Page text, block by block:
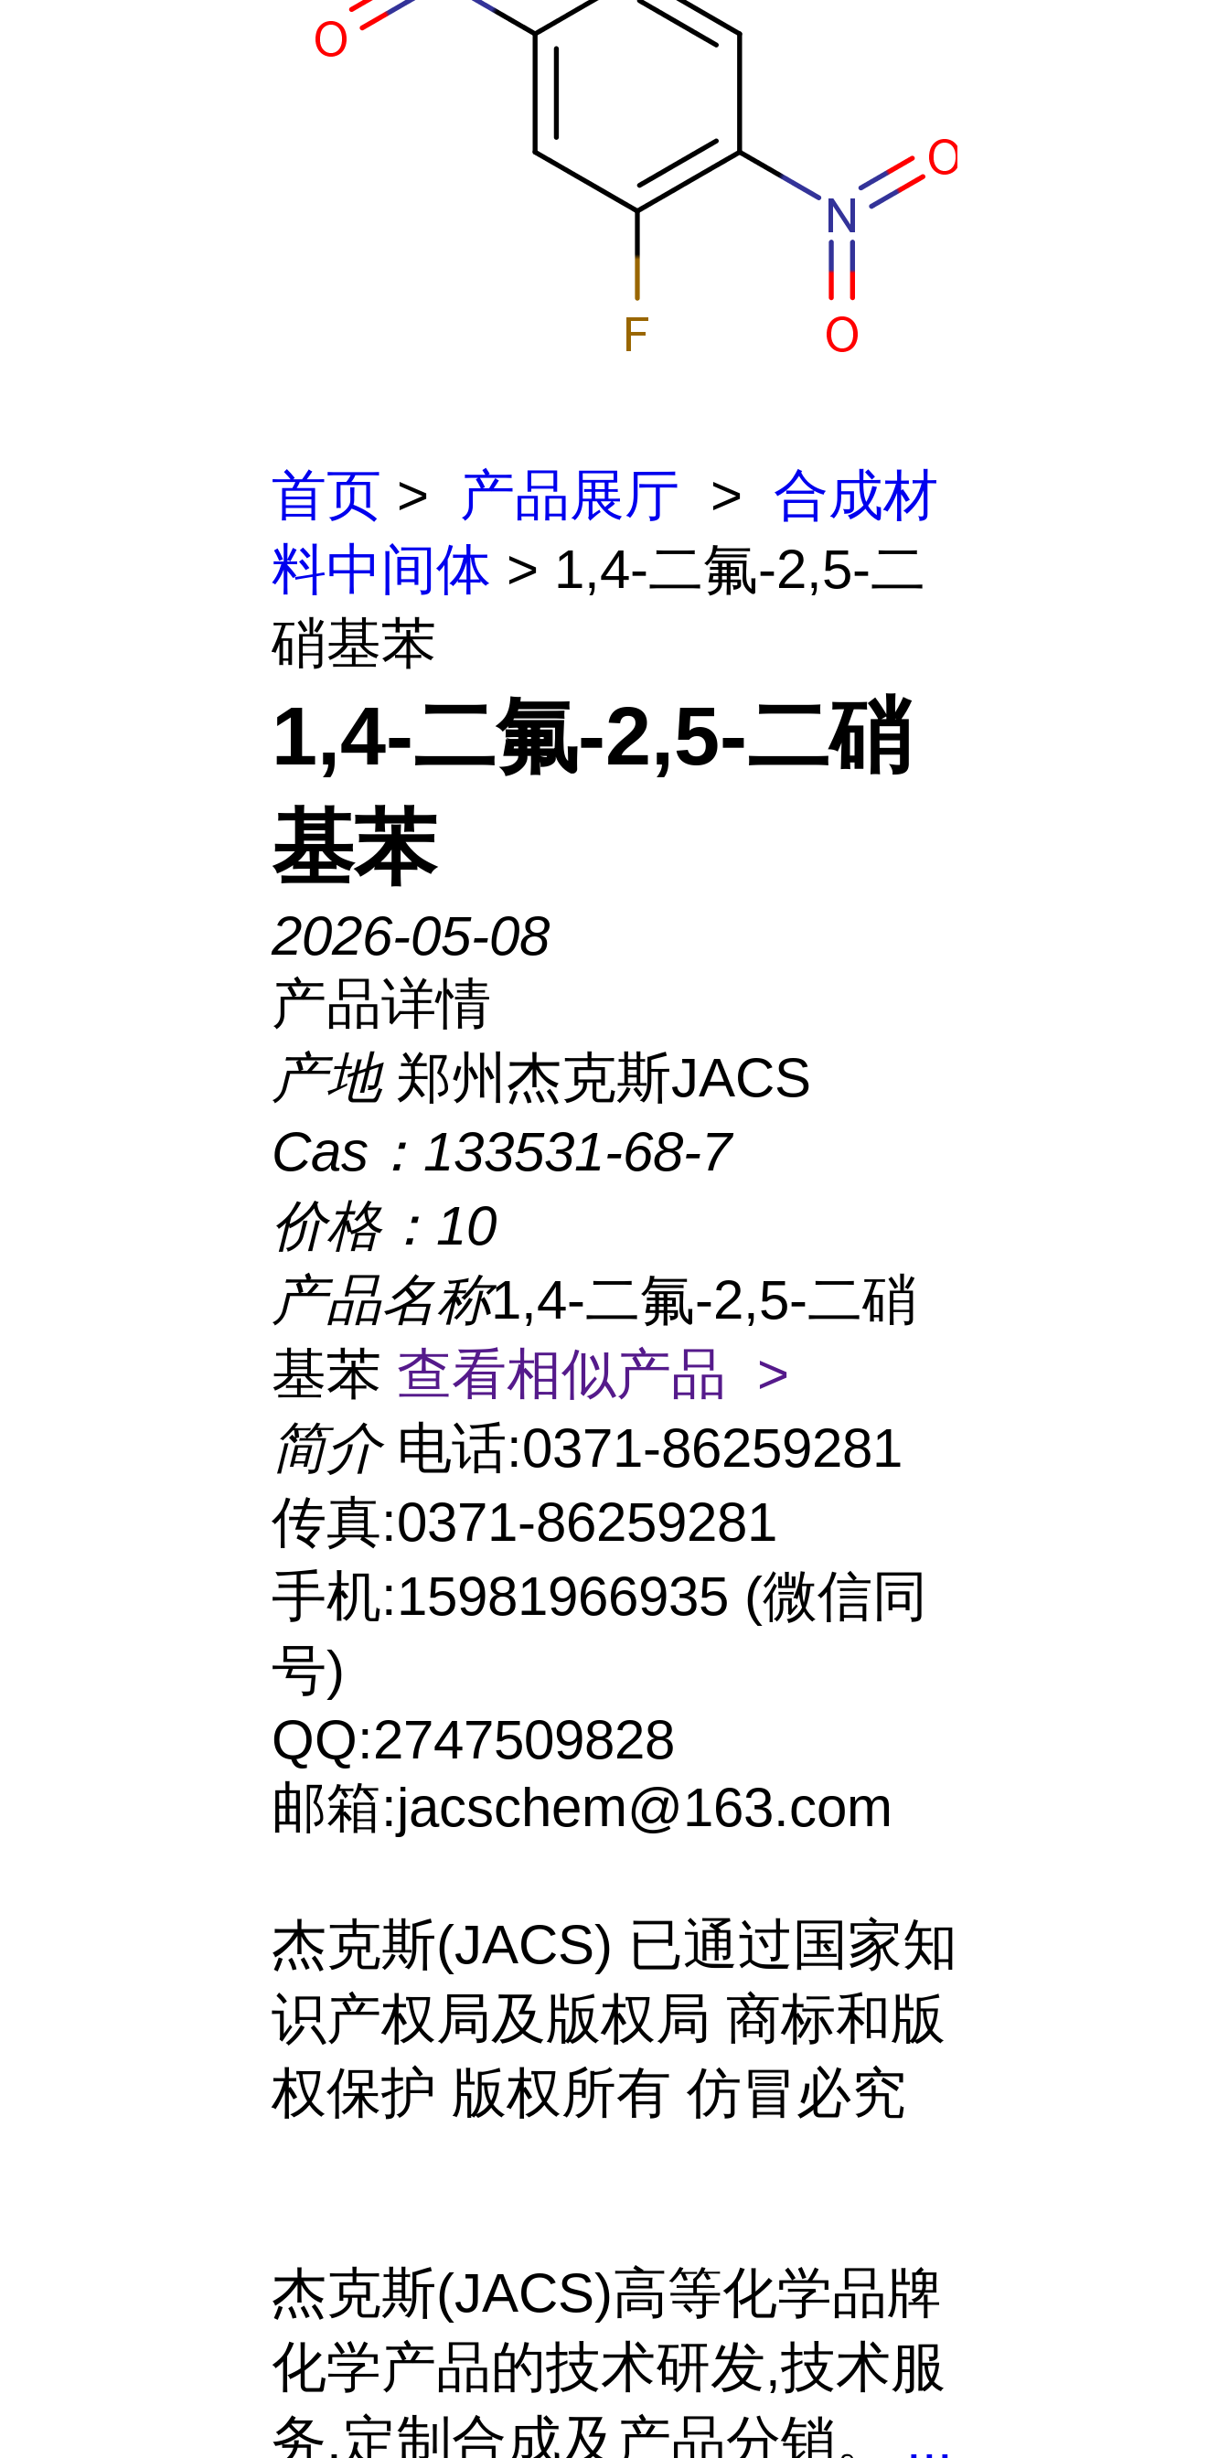
首页 > 产品展厅 > 合成材
料中间体 > 1,4-二氟-2,5-二
硝基苯
1,4-二氟-2,5-二硝
基苯
2026-05-08
产品详情
产地 郑州杰克斯JACS
Cas： 133531-68-7
价格： 10
产品名称1,4-二氟-2,5-二硝
基苯 查看相似产品 >
简介 电话:0371-86259281
传真:0371-86259281
手机:15981966935 (微信同
号)
QQ:2747509828
邮箱:jacschem@163.com
杰克斯(JACS) 已通过国家知
识产权局及版权局 商标和版
权保护 版权所有 仿冒必究
杰克斯(JACS)高等化学品牌
化学产品的技术研发,技术服
务,定制合成及产品分销。 ...